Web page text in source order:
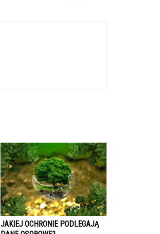
JAKIEJ OCHRONIE PODLEGAJĄ